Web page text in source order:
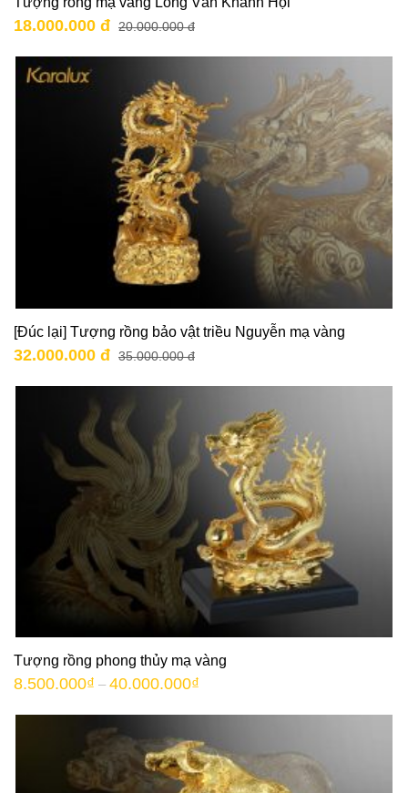
18.000.000 đ 20.000.000 đ
[Đúc lại] Tượng rồng bảo vật triều Nguyễn mạ vàng
32.000.000 đ 35.000.000 đ
Tượng rồng phong thủy mạ vàng
8.500.000₫ – 40.000.000₫